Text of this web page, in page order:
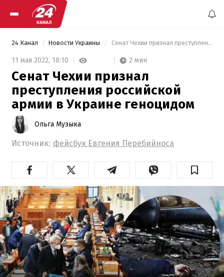
24 Канал Новости Украины Сенат Чехии признал преступления российской армии в Украине геноцидом
11 мая 2022, 18:10 2 мин
Сенат Чехии признал
преступления российской
армии в Украине геноцидом
Ольга Музыка
Источник: фейсбук Евгения Перебийноса